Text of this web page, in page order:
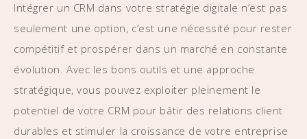
Intégrer un CRM dans votre stratégie digitale n’est pas
seulement une option, c’est une nécessité pour rester
compétitif et prospérer dans un marché en constante
évolution. Avec les bons outils et une approche
stratégique, vous pouvez exploiter pleinement le
potentiel de votre CRM pour bâtir des relations client
durables et stimuler la croissance de votre entreprise